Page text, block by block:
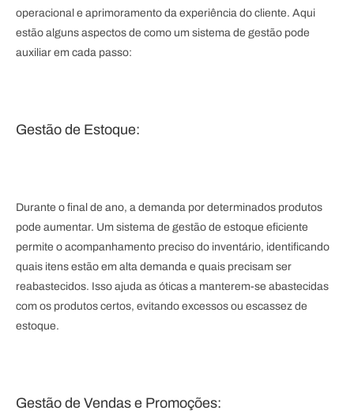
operacional e aprimoramento da experiência do cliente. Aqui
estão alguns aspectos de como um sistema de gestão pode
auxiliar em cada passo:
Gestão de Estoque:
Durante o final de ano, a demanda por determinados produtos
pode aumentar. Um sistema de gestão de estoque eficiente
permite o acompanhamento preciso do inventário, identificando
quais itens estão em alta demanda e quais precisam ser
reabastecidos. Isso ajuda as óticas a manterem-se abastecidas
com os produtos certos, evitando excessos ou escassez de
estoque.
Gestão de Vendas e Promoções: